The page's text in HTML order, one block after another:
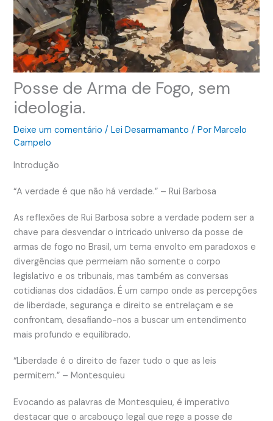
Posse de Arma de Fogo, sem
ideologia.
Deixe um comentário /Lei Desarmamanto / PorMarcelo
Campelo
Introdução
“A verdade é que não há verdade.” – Rui Barbosa
As reflexões de Rui Barbosa sobre a verdade podem ser a
chave para desvendar o intricado universo da posse de
armas de fogo no Brasil, um tema envolto em paradoxos e
divergências que permeiam não somente o corpo
legislativo e os tribunais, mas também as conversas
cotidianas dos cidadãos. É um campo onde as percepções
de liberdade, segurança e direito se entrelaçam e se
confrontam, desafiando-nos a buscar um entendimento
mais profundo e equilibrado.
“Liberdade é o direito de fazer tudo o que as leis
permitem.” – Montesquieu
Evocando as palavras de Montesquieu, é imperativo
destacar que o arcabouço legal que rege a posse de